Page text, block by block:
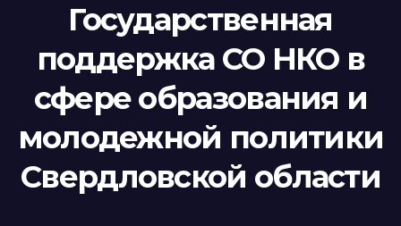
Государственная
поддержка СО НКО в
сфере образования и
молодежной политики
Свердловской области